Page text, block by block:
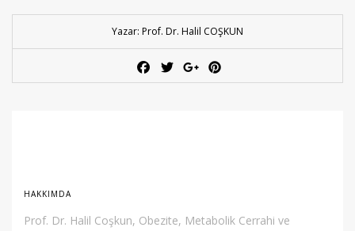
Yazar: Prof. Dr. Halil COŞKUN
HAKKIMDA
Prof. Dr. Halil Coşkun, Obezite, Metabolik Cerrahi ve